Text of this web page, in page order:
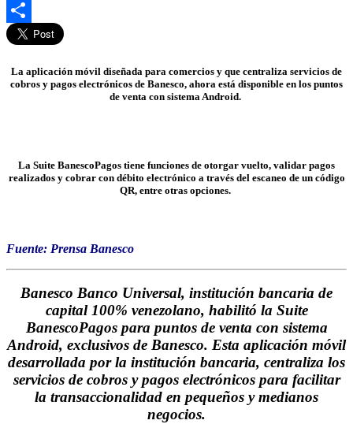
Gmail
Compartir
La aplicación móvil diseñada para comercios y que centraliza servicios de
cobros y pagos electrónicos de Banesco, ahora está disponible en los puntos
de venta con sistema Android.
La Suite BanescoPagos tiene funciones de otorgar vuelto, validar pagos
realizados y cobrar con débito electrónico a través del escaneo de un código
QR, entre otras opciones.
Fuente: Prensa Banesco
Banesco Banco Universal, institución bancaria de
capital 100% venezolano, habilitó la Suite
BanescoPagos para puntos de venta con sistema
Android, exclusivos de Banesco. Esta aplicación móvil
desarrollada por la institución bancaria, centraliza los
servicios de cobros y pagos electrónicos para facilitar
la transaccionalidad en pequeños y medianos
negocios.